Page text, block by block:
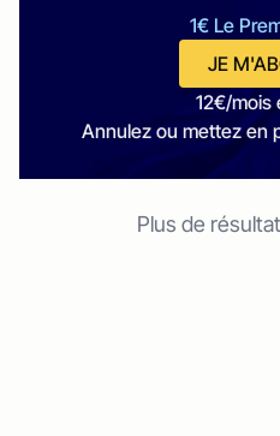
1€ Le
JE
12€/mois
Annulez ou mettez en
Plus de